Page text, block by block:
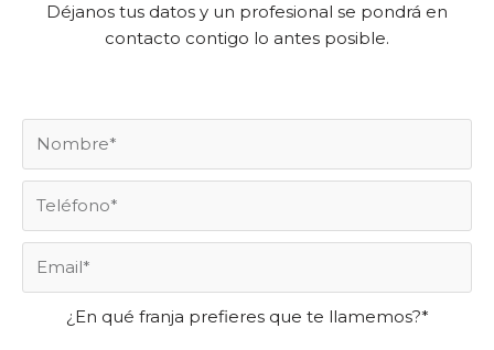
Déjanos tus datos y un profesional se pondrá en
contacto contigo lo antes posible.
¿En qué franja prefieres que te llamemos?*